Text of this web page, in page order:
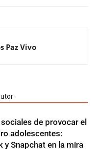
Paz Vivo
de provocar el
adolescentes:
y Snapchat en la mira